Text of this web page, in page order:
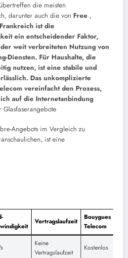
die meisten
darunter auch die von Free ,
ist die
ein entscheidender Faktor,
weit verbreiteten Nutzung von
Diensten. Für Haushalte, die
nutzen, ist eine stabile und
Das unkomplizierte
vereinfacht den Prozess,
auf die Internetanbindung
Angebots im Vergleich zu
ist eine
Vertragslaufzeit
Bouygues
Telecom
Keine
Vertragslaufzeit
Kostenlos